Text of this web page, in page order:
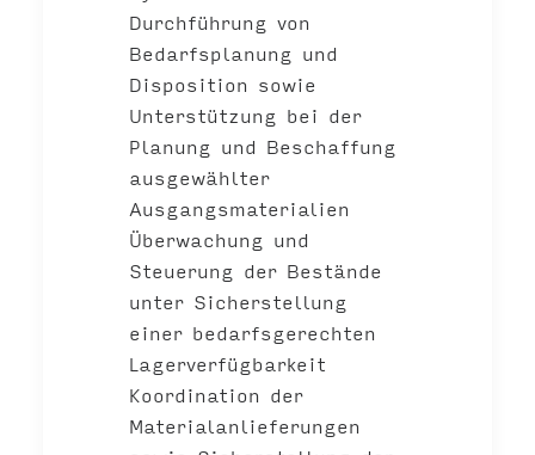
Durchführung von
Bedarfsplanung und
Disposition sowie
Unterstützung bei der
Planung und Beschaffung
ausgewählter
Ausgangsmaterialien
Überwachung und
Steuerung der Bestände
unter Sicherstellung
einer bedarfsgerechten
Lagerverfügbarkeit
Koordination der
Materialanlieferungen